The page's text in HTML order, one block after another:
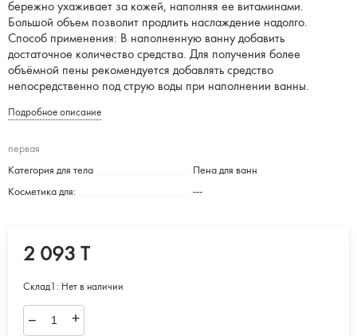
бережно ухаживает за кожей, наполняя ее витаминами.
Большой объем позволит продлить наслаждение надолго.
Способ применения: В наполненную ванну добавить
достаточное количество средства. Для получения более
объёмной пены рекомендуется добавлять средство
непосредственно под струю воды при наполнении ванны.
Подробное описание
первая
Категория для тела Пена для ванн
Косметика для: ---
2 093 T
Склад1: Нет в наличии
– +